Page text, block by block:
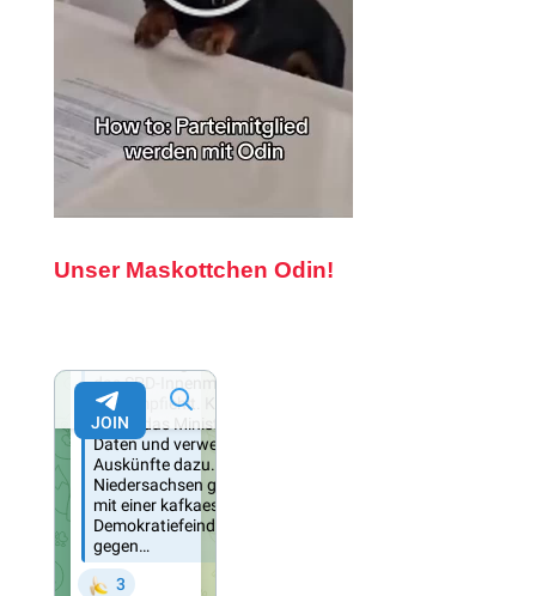
Unser Maskottchen Odin!